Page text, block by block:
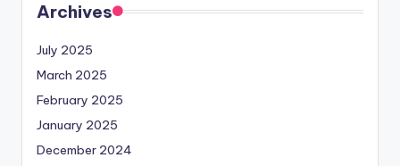
Archives
July 2025
March 2025
February 2025
January 2025
December 2024